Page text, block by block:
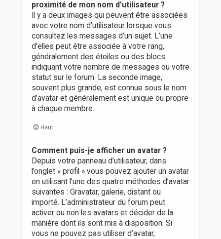
proximité de mon nom d’utilisateur ?
Il y a deux images qui peuvent être associées
avec votre nom d’utilisateur lorsque vous
consultez les messages d’un sujet. L’une
d’elles peut être associée à votre rang,
généralement des étoiles ou des blocs
indiquant votre nombre de messages ou votre
statut sur le forum. La seconde image,
souvent plus grande, est connue sous le nom
d’avatar et généralement est unique ou propre
à chaque membre.
Haut
Comment puis-je afficher un avatar ?
Depuis votre panneau d’utilisateur, dans
l’onglet « profil » vous pouvez ajouter un avatar
en utilisant l’une des quatre méthodes d’avatar
suivantes : Gravatar, galerie, distant ou
importé. L’administrateur du forum peut
activer ou non les avatars et décider de la
manière dont ils sont mis à disposition. Si
vous ne pouvez pas utiliser d’avatar,